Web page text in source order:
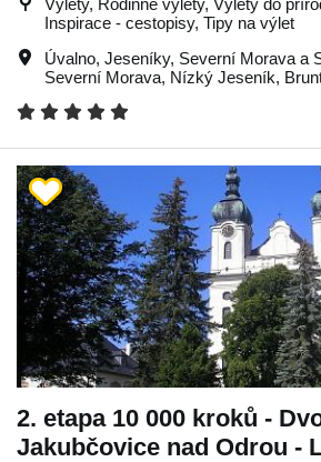
Inspirace - cestopisy, Tipy na výlet
Úvalno, Jeseníky, Severní Morava a
Severní Morava, Nízký Jeseník,
2. etapa 10 000 kroků -
Jakubčovice nad Odrou -